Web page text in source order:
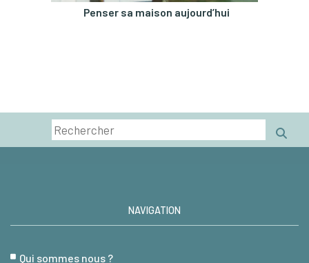
Penser sa maison aujourd’hui
NAVIGATION
Qui sommes nous ?